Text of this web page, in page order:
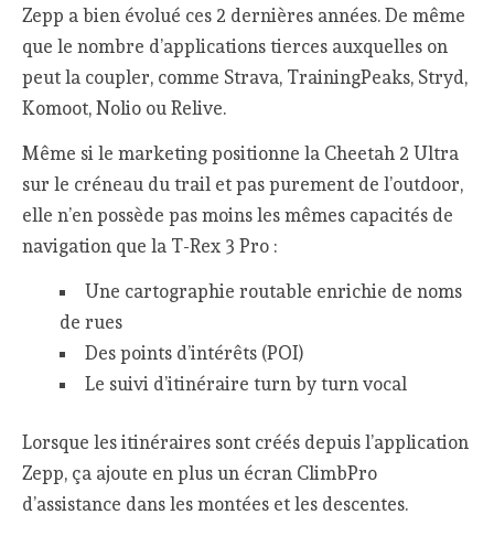
Zepp a bien évolué ces 2 dernières années. De même
que le nombre d’applications tierces auxquelles on
peut la coupler, comme Strava, TrainingPeaks, Stryd,
Komoot, Nolio ou Relive.
Même si le marketing positionne la Cheetah 2 Ultra
sur le créneau du trail et pas purement de l’outdoor,
elle n’en possède pas moins les mêmes capacités de
navigation que la T-Rex 3 Pro :
Une cartographie routable enrichie de noms
de rues
Des points d’intérêts (POI)
Le suivi d’itinéraire turn by turn vocal
Lorsque les itinéraires sont créés depuis l’application
Zepp, ça ajoute en plus un écran ClimbPro
d’assistance dans les montées et les descentes.